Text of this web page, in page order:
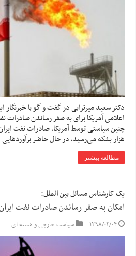
دکتر سعید میرترابی در گفت و گو با خبرنگار
اعلامی آمریکا برای به صفر رساندن صادرات
هزار بشکه می‌رسید، در حال حاضر
مطالعه بیشتر
یک کارشناس مسائل بین الملل:
امکان به صفر رساندن صادرات نفت
۱۳۹۸/۰۲/۰۴ سیاست خارجی و هسته ای